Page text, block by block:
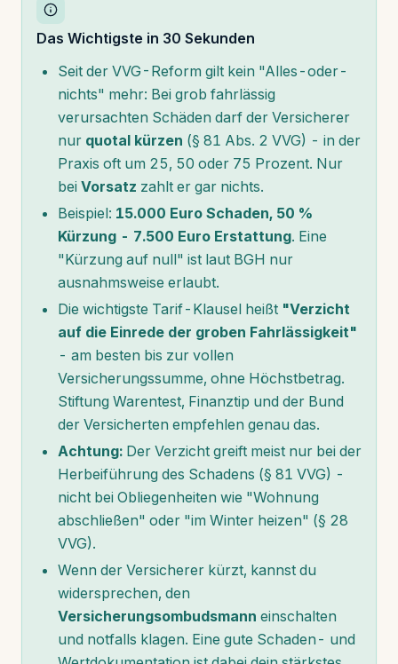
Das Wichtigste in 30 Sekunden
Seit der VVG-Reform gilt kein "Alles-oder-
nichts" mehr: Bei grob fahrlässig
verursachten Schäden darf der Versicherer
nur quotal kürzen (§ 81 Abs. 2 VVG) - in der
Praxis oft um 25, 50 oder 75 Prozent. Nur
bei Vorsatz zahlt er gar nichts.
Beispiel: 15.000 Euro Schaden, 50 %
Kürzung - 7.500 Euro Erstattung. Eine
"Kürzung auf null" ist laut BGH nur
ausnahmsweise erlaubt.
Die wichtigste Tarif-Klausel heißt "Verzicht
auf die Einrede der groben Fahrlässigkeit"
- am besten bis zur vollen
Versicherungssumme, ohne Höchstbetrag.
Stiftung Warentest, Finanztip und der Bund
der Versicherten empfehlen genau das.
Achtung: Der Verzicht greift meist nur bei der
Herbeiführung des Schadens (§ 81 VVG) -
nicht bei Obliegenheiten wie "Wohnung
abschließen" oder "im Winter heizen" (§ 28
VVG).
Wenn der Versicherer kürzt, kannst du
widersprechen, den
Versicherungsombudsmann einschalten
und notfalls klagen. Eine gute Schaden- und